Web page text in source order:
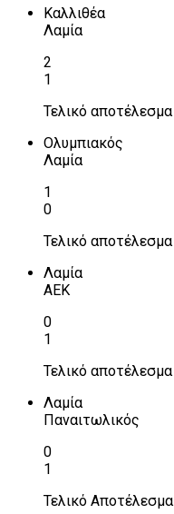
Καλλιθέα
Λαμία
2
1
Τελικό αποτέλεσμα
Ολυμπιακός
Λαμία
1
0
Τελικό αποτέλεσμα
Λαμία
ΑΕΚ
0
1
Τελικό αποτέλεσμα
Λαμία
Παναιτωλικός
0
1
Τελικό Αποτέλεσμα